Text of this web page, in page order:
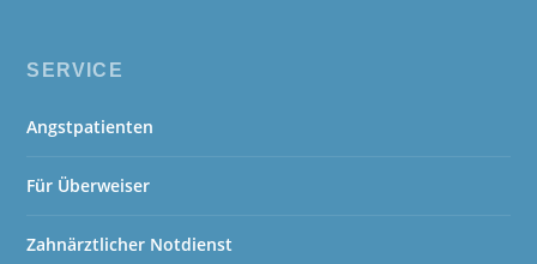
SERVICE
Angstpatienten
Für Überweiser
Zahnärztlicher Notdienst